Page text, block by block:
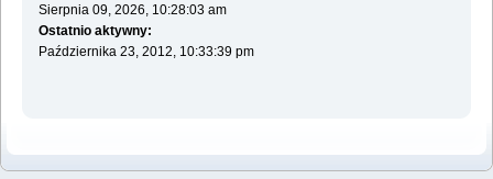
Sierpnia 09, 2026, 10:28:03 am
Ostatnio aktywny:
Października 23, 2012, 10:33:39 pm